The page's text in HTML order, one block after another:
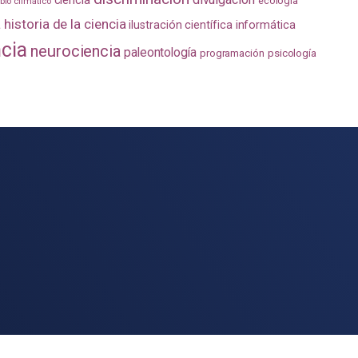
historia de la ciencia ilustración científica informática
neurociencia paleontología programación psicología